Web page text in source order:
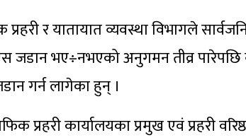
र यातायात व्यवस्था विभागले
जडान भए÷नभएको अनुगमन तीव्र
गर्न लागेका हुन् ।
प्रहरी कार्यालयका प्रमुख एवं प्रहरी